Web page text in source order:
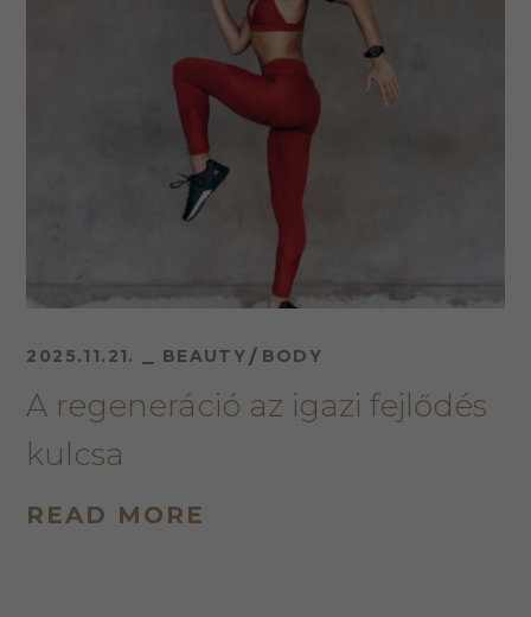
2025.11.21. BEAUTY BODY
A regeneráció az igazi fejlődés
kulcsa
READ MORE